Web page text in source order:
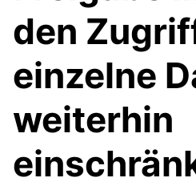
den
einzelne
weiterhin